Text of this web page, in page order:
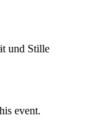
und Stille
event.